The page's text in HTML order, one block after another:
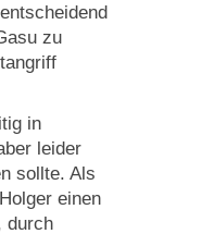
zu
in
leider
sollte. Als
einen
durch